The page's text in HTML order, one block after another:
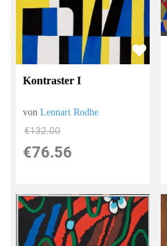
Kontraster I
vonLennart Rodhe
€132.00
€76.56